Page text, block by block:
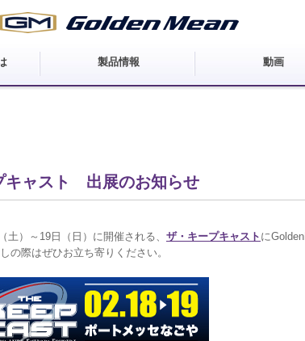
製品情報 動画
キャスト 出展のお知らせ
土）～19日（日）に開催される、 ザ・キープキャスト に
の際はぜひお立ち寄りください。